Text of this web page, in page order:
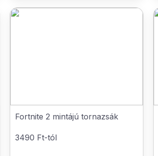
Fortnite 2 mintájú tornazsák
3490 Ft-tól